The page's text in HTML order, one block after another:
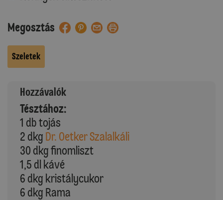
Megosztás
Szeletek
Hozzávalók
Tésztához:
1 db tojás
2 dkg Dr. Oetker Szalalkáli
30 dkg finomliszt
1,5 dl kávé
6 dkg kristálycukor
6 dkg Rama